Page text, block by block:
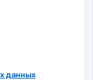
данных